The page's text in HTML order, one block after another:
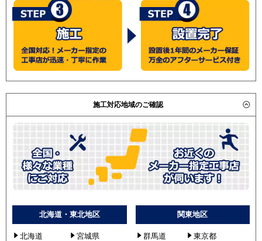
施工対応地域のご確認
北海道・東北地区
北海道
宮城県
関東地区
群馬道
東京都